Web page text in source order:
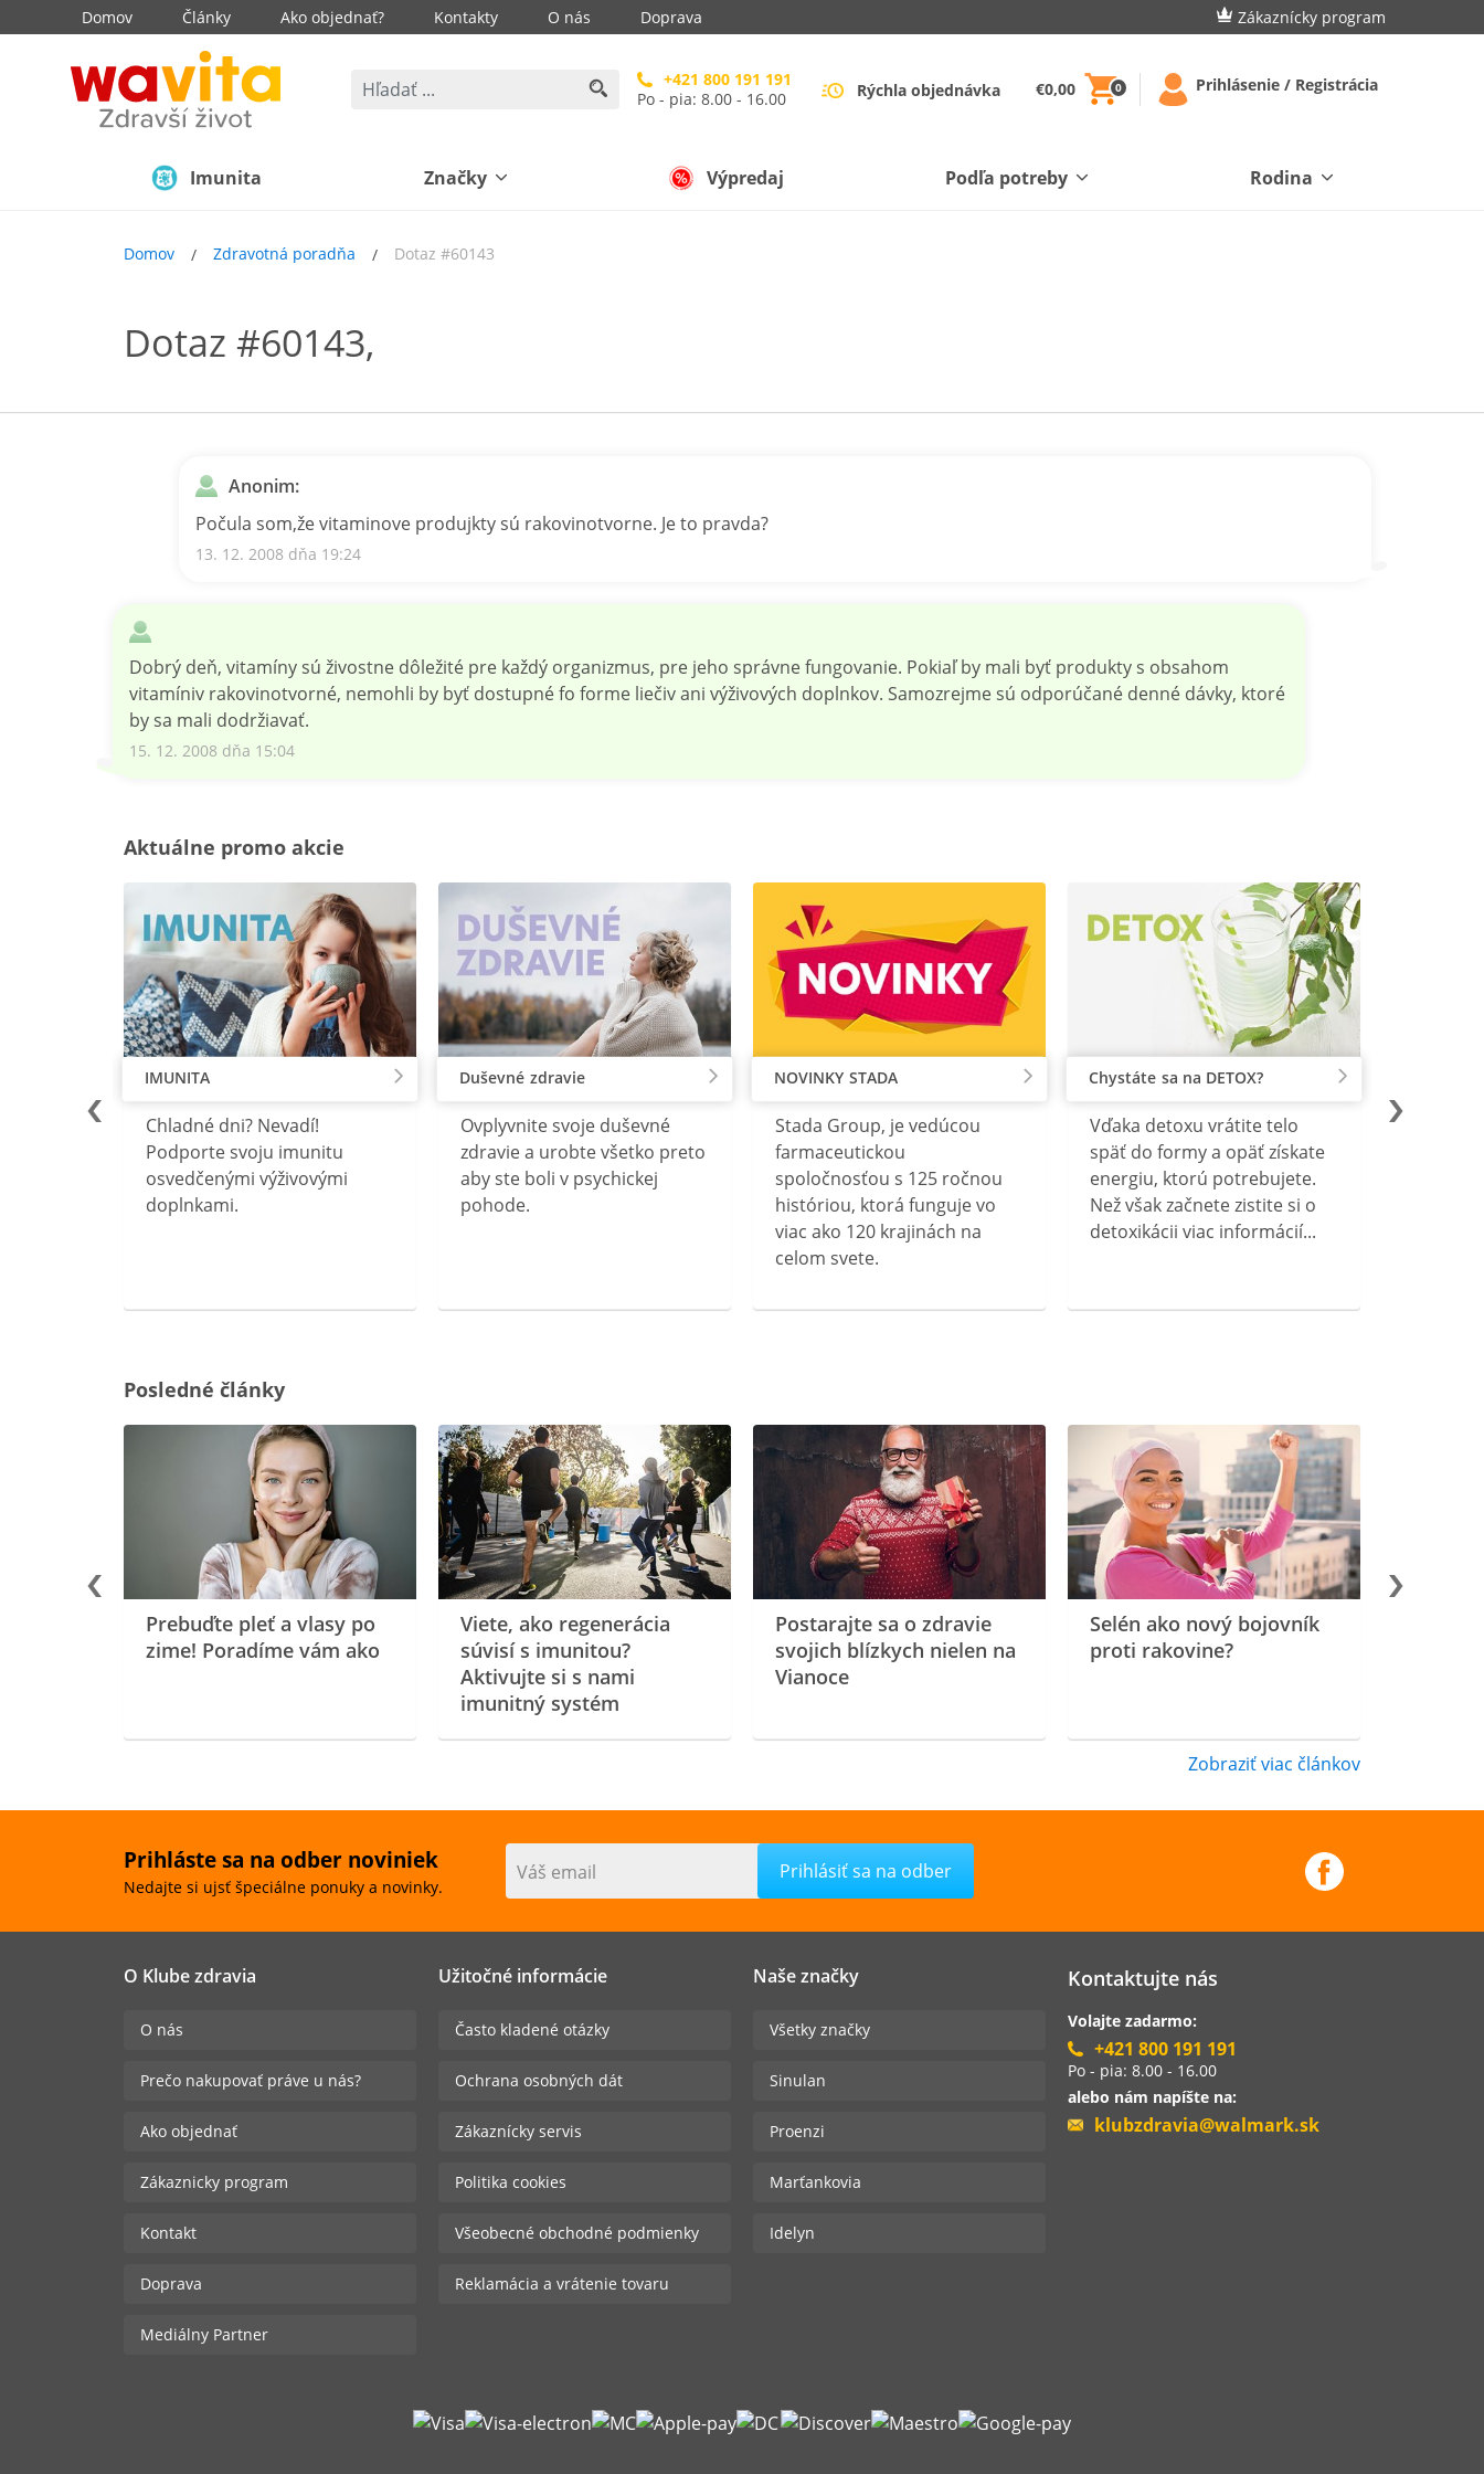
Domov Články Ako objednať? Kontakty O nás Doprava Zákaznícky program
+421 800 191 191
Po - pia: 8.00 - 16.00
Rýchla objednávka €0,00 0 Prihlásenie / Registrácia
Imunita Značky Výpredaj Podľa potreby Rodina
Domov Zdravotná poradňa Dotaz #60143
Dotaz #60143,
Anonim:
Počula som,že vitaminove produjkty sú rakovinotvorne. Je to pravda?
13. 12. 2008 dňa 19:24
Dobrý deň, vitamíny sú živostne dôležité pre každý organizmus, pre jeho správne fungovanie. Pokiaľ by mali byť produkty s obsahom
vitamíniv rakovinotvorné, nemohli by byť dostupné fo forme liečiv ani výživových doplnkov. Samozrejme sú odporúčané denné dávky, ktoré
by sa mali dodržiavať.
15. 12. 2008 dňa 15:04
Aktuálne promo akcie
IMUNITA
Chladné dni? Nevadí!
Podporte svoju imunitu
osvedčenými výživovými
doplnkami.
Duševné zdravie
Ovplyvnite svoje duševné
zdravie a urobte všetko preto
aby ste boli v psychickej
pohode.
NOVINKY STADA
Stada Group, je vedúcou
farmaceutickou
spoločnosťou s 125 ročnou
históriou, ktorá funguje vo
viac ako 120 krajinách na
celom svete.
Chystáte sa na DETOX?
Vďaka detoxu vrátite telo
späť do formy a opäť získate
energiu, ktorú potrebujete.
Než však začnete zistite si o
detoxikácii viac informácií...
Posledné články
Prebuďte pleť a vlasy po
zime! Poradíme vám ako
Viete, ako regenerácia
súvisí s imunitou?
Aktivujte si s nami
imunitný systém
Postarajte sa o zdravie
svojich blízkych nielen na
Vianoce
Selén ako nový bojovník
proti rakovine?
Zobraziť viac článkov
Prihláste sa na odber noviniek
Nedajte si ujsť špeciálne ponuky a novinky.
Váš email
O Klube zdravia
O nás
Prečo nakupovať práve u nás?
Ako objednať
Zákaznicky program
Kontakt
Doprava
Mediálny Partner
Užitočné informácie
Často kladené otázky
Ochrana osobných dát
Zákaznícky servis
Politika cookies
Všeobecné obchodné podmienky
Reklamácia a vrátenie tovaru
Naše značky
Všetky značky
Sinulan
Proenzi
Marťankovia
Idelyn
Kontaktujte nás
Volajte zadarmo:
+421 800 191 191
Po - pia: 8.00 - 16.00
alebo nám napíšte na:
klubzdravia@walmark.sk